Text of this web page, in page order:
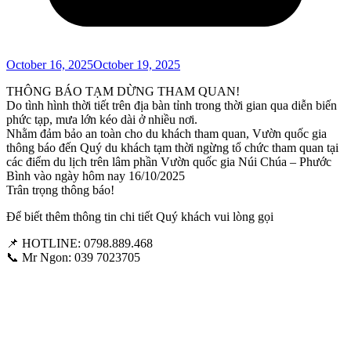
October 16, 2025October 19, 2025
THÔNG BÁO TẠM DỪNG THAM QUAN!
Do tình hình thời tiết trên địa bàn tỉnh trong thời gian qua diễn biến
phức tạp, mưa lớn kéo dài ở nhiều nơi.
Nhằm đảm bảo an toàn cho du khách tham quan, Vườn quốc gia
thông báo đến Quý du khách tạm thời ngừng tổ chức tham quan tại
các điểm du lịch trên lâm phần Vườn quốc gia Núi Chúa – Phước
Bình vào ngày hôm nay 16/10/2025
Trân trọng thông báo!
Để biết thêm thông tin chi tiết Quý khách vui lòng gọi
📌 HOTLINE: 0798.889.468
📞 Mr Ngon: 039 7023705